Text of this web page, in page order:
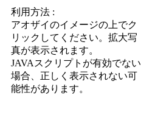
利用方法 :
アオザイのイメージの上でク
リックしてください。拡大写
真が表示されます。
JAVAスクリプトが有効でない
場合、正しく表示されない可
能性があります。